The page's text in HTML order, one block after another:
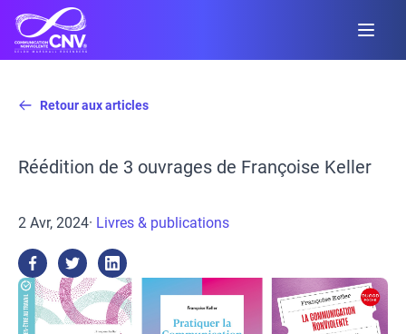
Retour aux articles
Réédition de 3 ouvrages de Françoise Keller
2 Avr, 2024· Livres & publications